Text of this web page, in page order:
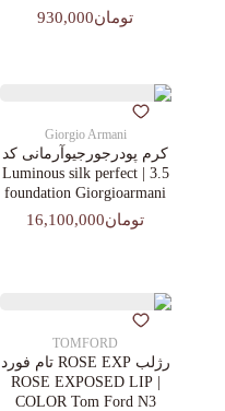
تومان930,000
Giorgio Armani
کرم پودرجورجیوآرمانی کد
3.5 | Luminous silk perfect
foundation Giorgioarmani
تومان16,100,000
TOMFORD
رژلب ROSE EXP تام فورد
| ROSE EXPOSED LIP
COLOR Tom Ford N3